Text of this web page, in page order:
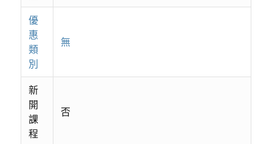
優
惠
類
別
無
新
開
課
程
否